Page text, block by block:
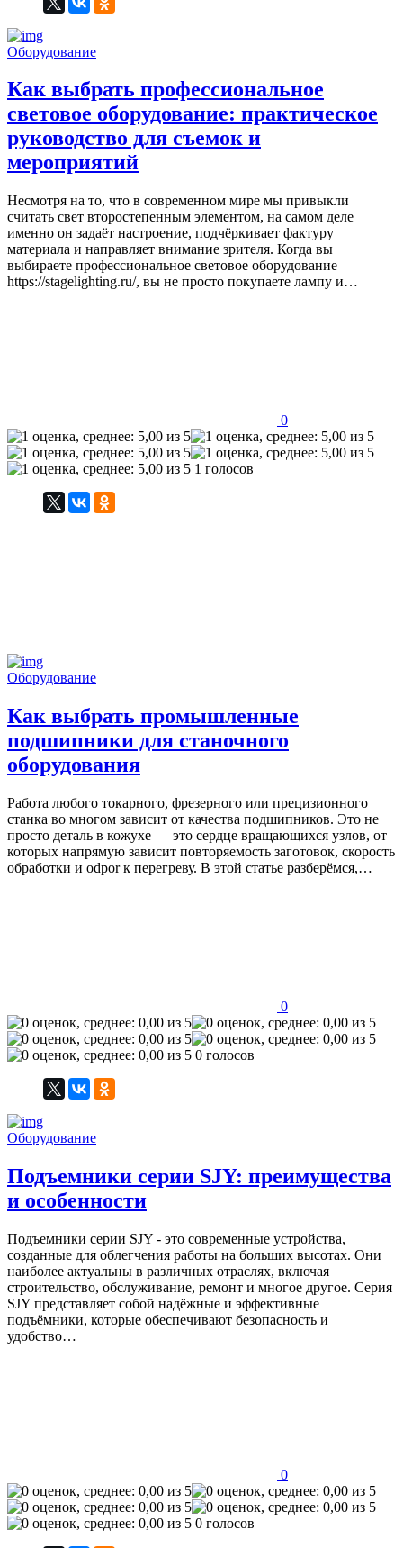
Оборудование
Как выбрать профессиональное
световое оборудование: практическое
руководство для съемок и
мероприятий
Несмотря на то, что в современном мире мы привыкли
считать свет второстепенным элементом, на самом деле
именно он задаёт настроение, подчёркивает фактуру
материала и направляет внимание зрителя. Когда вы
выбираете профессиональное световое оборудование
https://stagelighting.ru/, вы не просто покупаете лампу и…
0
1 голосов
Оборудование
Как выбрать промышленные
подшипники для станочного
оборудования
Работа любого токарного, фрезерного или прецизионного
станка во многом зависит от качества подшипников. Это не
просто деталь в кожухе — это сердце вращающихся узлов, от
которых напрямую зависит повторяемость заготовок, скорость
обработки и odpor к перегреву. В этой статье разберёмся,…
0
0 голосов
Оборудование
Подъемники серии SJY: преимущества
и особенности
Подъемники серии SJY - это современные устройства,
созданные для облегчения работы на больших высотах. Они
наиболее актуальны в различных отраслях, включая
строительство, обслуживание, ремонт и многое другое. Серия
SJY представляет собой надёжные и эффективные
подъёмники, которые обеспечивают безопасность и
удобство…
0
0 голосов